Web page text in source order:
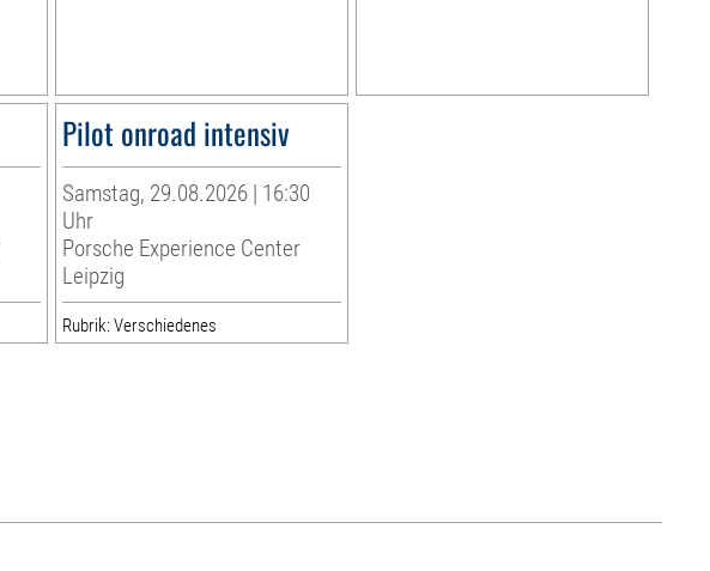
Pilot onroad intensiv
Samstag, 29.08.2026 | 16:30
Uhr
Porsche Experience Center
Leipzig
Rubrik: Verschiedenes